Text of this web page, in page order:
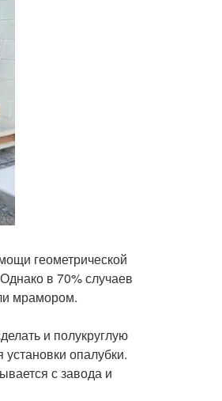
геометрической
в 70% случаев
мрамором.
и полукруглую
опалубки.
с завода и